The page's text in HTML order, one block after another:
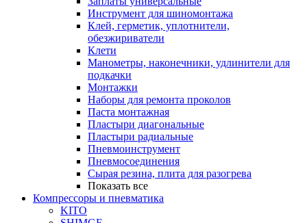
Инструмент для шиномонтажа
Клей, герметик, уплотнители,
обезжириватели
Клети
Манометры, наконечники, удлинители для
подкачки
Монтажки
Наборы для ремонта проколов
Паста монтажная
Пластыри диагональные
Пластыри радиальные
Пневмоинструмент
Пневмосоединения
Сырая резина, плита для разогрева
Показать все
Компрессоры и пневматика
KITO